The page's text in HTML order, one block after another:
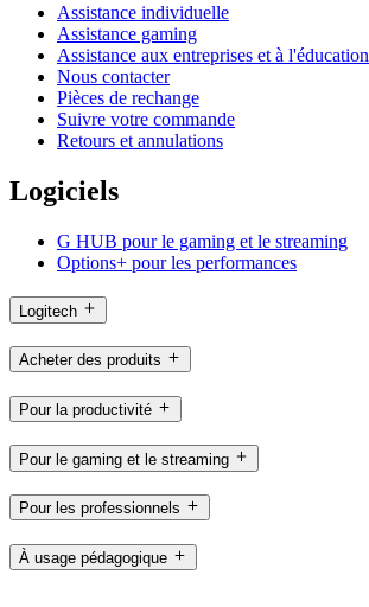
Assistance individuelle
Assistance gaming
Assistance aux entreprises et à l'éducation
Nous contacter
Pièces de rechange
Suivre votre commande
Retours et annulations
Logiciels
G HUB pour le gaming et le streaming
Options+ pour les performances
Logitech
Acheter des produits
Pour la productivité
Pour le gaming et le streaming
Pour les professionnels
À usage pédagogique